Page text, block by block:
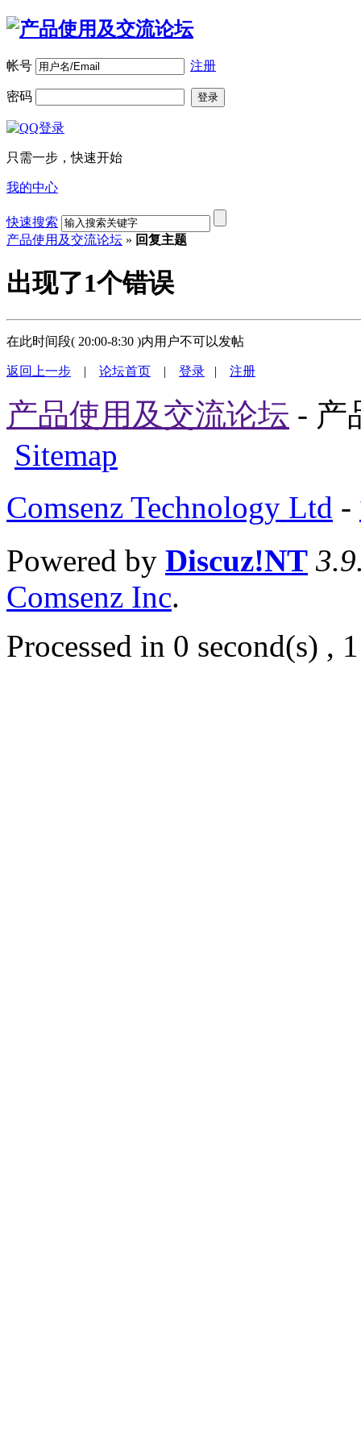
帐号 注册
密码 登录
只需一步，快速开始
我的中心
快速搜索
产品使用及交流论坛 » 回复主题
出现了1个错误
在此时间段( 20:00-8:30 )内用户不可以发帖
返回上一步 | 论坛首页 | 登录 | 注册
产品使用及交流论坛 - 产
Sitemap
Comsenz Technology Ltd -
Powered by Discuz!NT
Comsenz Inc.
Processed in 0 second(s) ,